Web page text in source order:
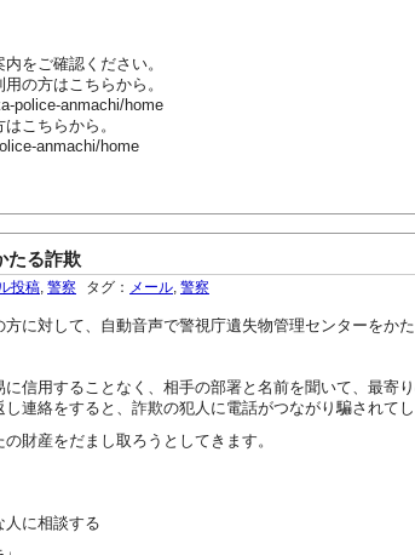
をご確認ください。
の方はこちらから。
police-anmachi/home
こちらから。
anmachi/home
たる詐欺
投稿 警察 タグ： メール 警察
に対して、自動音声で警視庁遺失物管理センターをか
信用することなく、相手の部署と名前を聞いて、最寄り
連絡をすると、詐欺の犯人に電話がつながり騙されてし
財産をだまし取ろうとしてきます。
人に相談する